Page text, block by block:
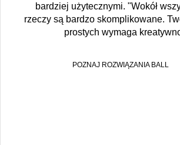
bardziej użytecznymi. "Wokół
rzeczy są bardzo skomplikowane.
prostych wymaga
POZNAJ ROZWIĄZANIA BALL